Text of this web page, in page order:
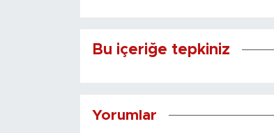
Bu içeriğe tepkiniz
Yorumlar